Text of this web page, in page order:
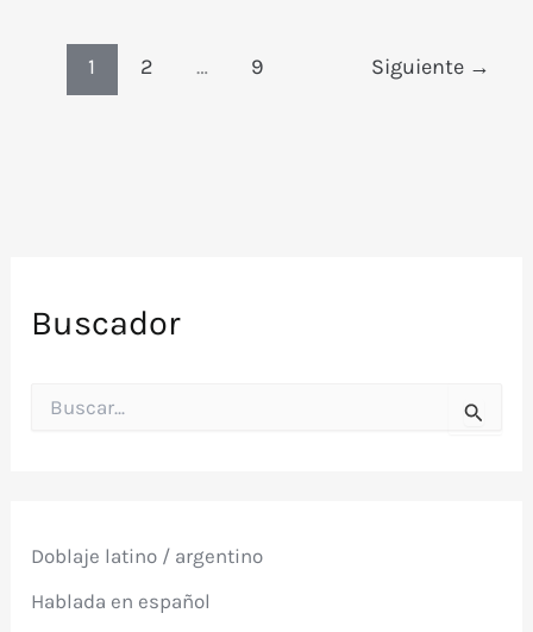
(1973)
2
1 2 … 9 Siguiente →
Buscador
o
:
Doblaje latino / argentino
Hablada en español